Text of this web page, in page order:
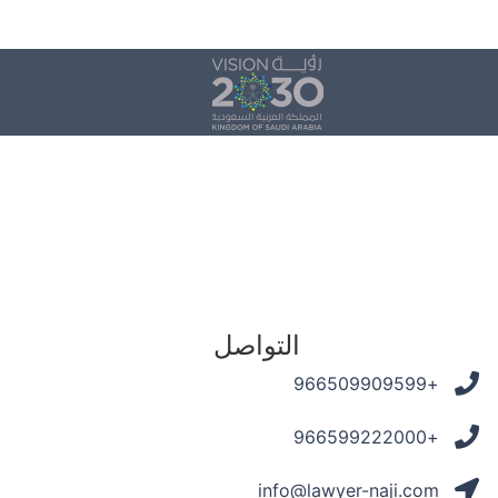
التواصل
+966509909599
+966599222000
info@lawyer-naji.com